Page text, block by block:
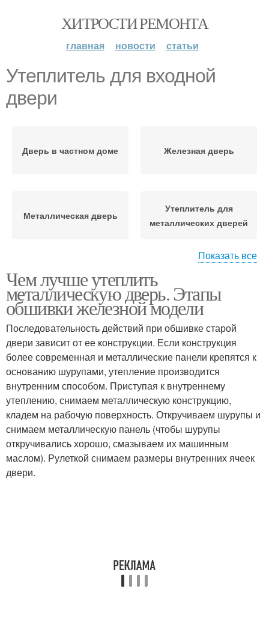
ХИТРОСТИ РЕМОНТА
главная новости статьи
Утеплитель для входной
двери
Дверь в частном доме Железная дверь
Металлическая дверь
Утеплитель для
металлических дверей
Двери на зиму Металлические двери
Мягкие утеплители Надувной утеплитель
Двери в частном доме Китайская дверь
Показать все
Чем лучше утеплить
металлическую дверь. Этапы
обшивки железной модели
Последовательность действий при обшивке старой
двери зависит от ее конструкции. Если конструкция
более современная и металлические панели крепятся к
основанию шурупами, утепление производится
внутренним способом. Приступая к внутреннему
утеплению, снимаем металлическую конструкцию,
кладем на рабочую поверхность. Откручиваем шурупы и
снимаем металлическую панель (чтобы шурупы
откручивались хорошо, смазываем их машинным
маслом). Рулеткой снимаем размеры внутренних ячеек
двери.